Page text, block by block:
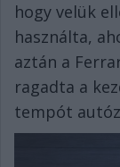
hogy velük
használta,
aztán a
ragadta a
tempót